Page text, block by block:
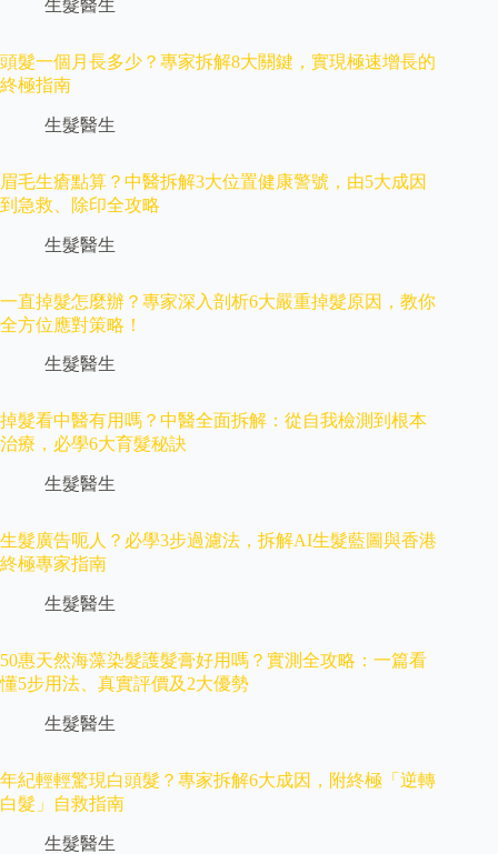
生髮醫生
頭髮一個月長多少？專家拆解8大關鍵，實現極速增長的
終極指南
生髮醫生
眉毛生瘡點算？中醫拆解3大位置健康警號，由5大成因
到急救、除印全攻略
生髮醫生
一直掉髮怎麼辦？專家深入剖析6大嚴重掉髮原因，教你
全方位應對策略！
生髮醫生
掉髮看中醫有用嗎？中醫全面拆解：從自我檢測到根本
治療，必學6大育髮秘訣
生髮醫生
生髮廣告呃人？必學3步過濾法，拆解AI生髮藍圖與香港
終極專家指南
生髮醫生
50惠天然海藻染髮護髮膏好用嗎？實測全攻略：一篇看
懂5步用法、真實評價及2大優勢
生髮醫生
年紀輕輕驚現白頭髮？專家拆解6大成因，附終極「逆轉
白髮」自救指南
生髮醫生